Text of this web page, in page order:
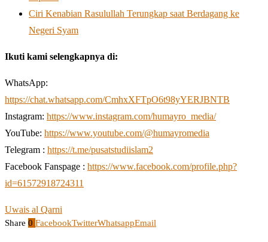
Ciri Kenabian Rasulullah Terungkap saat Berdagang ke
Negeri Syam
Ikuti kami selengkapnya di:
WhatsApp:
https://chat.whatsapp.com/CmhxXFTpO6t98yYERJBNTB
Instagram: https://www.instagram.com/humayro_media/
YouTube: https://www.youtube.com/@humayromedia
Telegram : https://t.me/pusatstudiislam2
Facebook Fanspage : https://www.facebook.com/profile.php?
id=61572918724311
Uwais al Qarni
Share 0 FacebookTwitterWhatsappEmail